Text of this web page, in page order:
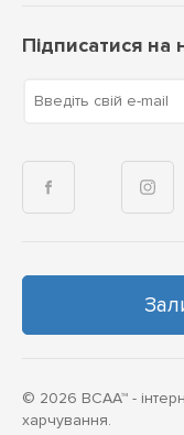
Підписатися на
Введіть свій e-mail
© 2026 BCAA™ -
харчування.